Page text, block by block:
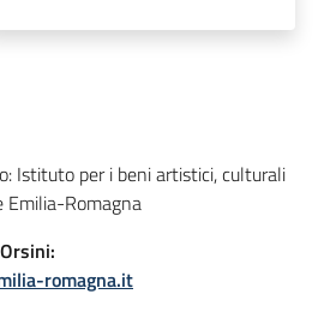
Istituto per i beni artistici, culturali
Emilia-Romagna
romagna.it